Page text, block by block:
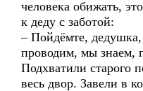
человека обижать,
к деду с заботой:
– Пойдёмте,
проводим, мы знаем,
Подхватили старого
весь двор. Завели в